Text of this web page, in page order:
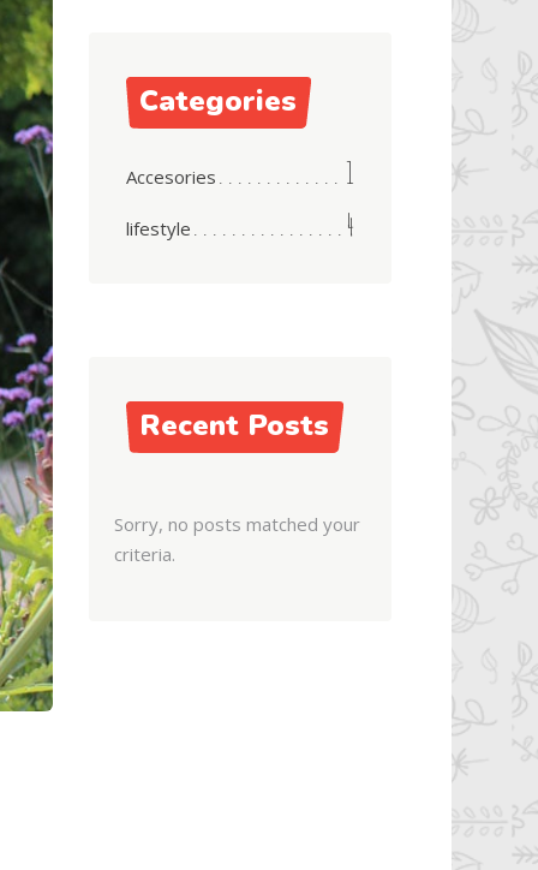
Categories
Accesories 1
lifestyle 4
Recent Posts
Sorry, no posts matched your
criteria.